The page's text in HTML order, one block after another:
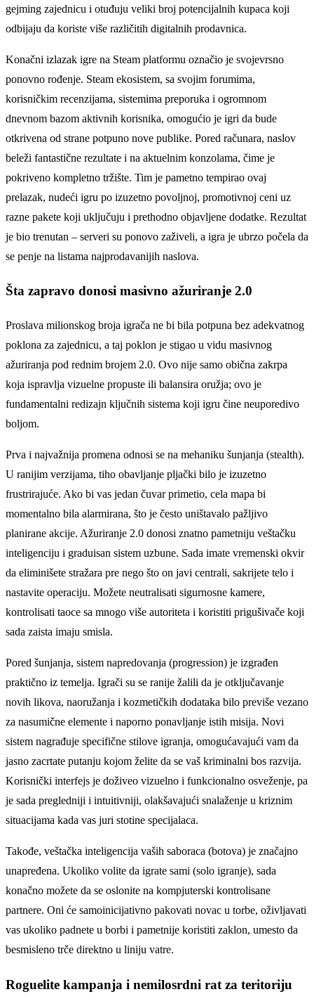
gejming zajednicu i otuđuju veliki broj potencijalnih kupaca koji
odbijaju da koriste više različitih digitalnih prodavnica.
Konačni izlazak igre na Steam platformu označio je svojevrsno
ponovno rođenje. Steam ekosistem, sa svojim forumima,
korisničkim recenzijama, sistemima preporuka i ogromnom
dnevnom bazom aktivnih korisnika, omogućio je igri da bude
otkrivena od strane potpuno nove publike. Pored računara, naslov
beleži fantastične rezultate i na aktuelnim konzolama, čime je
pokriveno kompletno tržište. Tim je pametno tempirao ovaj
prelazak, nudeći igru po izuzetno povoljnoj, promotivnoj ceni uz
razne pakete koji uključuju i prethodno objavljene dodatke. Rezultat
je bio trenutan – serveri su ponovo zaživeli, a igra je ubrzo počela da
se penje na listama najprodavanijih naslova.
Šta zapravo donosi masivno ažuriranje 2.0
Proslava milionskog broja igrača ne bi bila potpuna bez adekvatnog
poklona za zajednicu, a taj poklon je stigao u vidu masivnog
ažuriranja pod rednim brojem 2.0. Ovo nije samo obična zakrpa
koja ispravlja vizuelne propuste ili balansira oružja; ovo je
fundamentalni redizajn ključnih sistema koji igru čine neuporedivo
boljom.
Prva i najvažnija promena odnosi se na mehaniku šunjanja (stealth).
U ranijim verzijama, tiho obavljanje pljački bilo je izuzetno
frustrirajuće. Ako bi vas jedan čuvar primetio, cela mapa bi
momentalno bila alarmirana, što je često uništavalo pažljivo
planirane akcije. Ažuriranje 2.0 donosi znatno pametniju veštačku
inteligenciju i graduisan sistem uzbune. Sada imate vremenski okvir
da eliminišete stražara pre nego što on javi centrali, sakrijete telo i
nastavite operaciju. Možete neutralisati sigurnosne kamere,
kontrolisati taoce sa mnogo više autoriteta i koristiti prigušivače koji
sada zaista imaju smisla.
Pored šunjanja, sistem napredovanja (progression) je izgrađen
praktično iz temelja. Igrači su se ranije žalili da je otključavanje
novih likova, naoružanja i kozmetičkih dodataka bilo previše vezano
za nasumične elemente i naporno ponavljanje istih misija. Novi
sistem nagrađuje specifične stilove igranja, omogućavajući vam da
jasno zacrtate putanju kojom želite da se vaš kriminalni bos razvija.
Korisnički interfejs je doživeo vizuelno i funkcionalno osveženje, pa
je sada pregledniji i intuitivniji, olakšavajući snalaženje u kriznim
situacijama kada vas juri stotine specijalaca.
Takođe, veštačka inteligencija vaših saboraca (botova) je značajno
unapređena. Ukoliko volite da igrate sami (solo igranje), sada
konačno možete da se oslonite na kompjuterski kontrolisane
partnere. Oni će samoinicijativno pakovati novac u torbe, oživljavati
vas ukoliko padnete u borbi i pametnije koristiti zaklon, umesto da
besmisleno trče direktno u liniju vatre.
Roguelite kampanja i nemilosrdni rat za teritoriju